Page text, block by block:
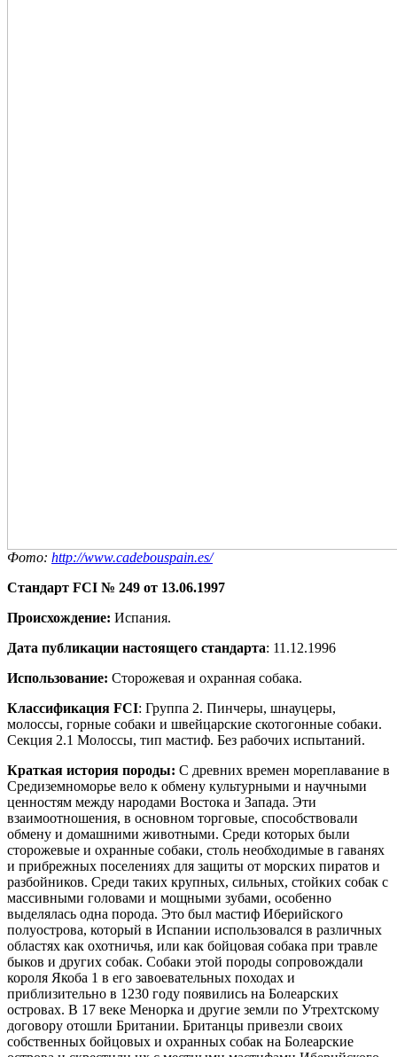
Фото: http://www.cadebouspain.es/
Стандарт FCI № 249 от 13.06.1997
Происхождение: Испания.
Дата публикации настоящего стандарта: 11.12.1996
Использование: Сторожевая и охранная собака.
Классификация FCI: Группа 2. Пинчеры, шнауцеры,
молоссы, горные собаки и швейцарские скотогонные собаки.
Секция 2.1 Молоссы, тип мастиф. Без рабочих испытаний.
Краткая история породы: С древних времен мореплавание в
Средиземноморье вело к обмену культурными и научными
ценностям между народами Востока и Запада. Эти
взаимоотношения, в основном торговые, способствовали
обмену и домашними животными. Среди которых были
сторожевые и охранные собаки, столь необходимые в гаванях
и прибрежных поселениях для защиты от морских пиратов и
разбойников. Среди таких крупных, сильных, стойких собак с
массивными головами и мощными зубами, особенно
выделялась одна порода. Это был мастиф Иберийского
полуострова, который в Испании использовался в различных
областях как охотничья, или как бойцовая собака при травле
быков и других собак. Собаки этой породы сопровождали
короля Якоба 1 в его завоевательных походах и
приблизительно в 1230 году появились на Болеарских
островах. В 17 веке Менорка и другие земли по Утрехтскому
договору отошли Британии. Британцы привезли своих
собственных бойцовых и охранных собак на Болеарские